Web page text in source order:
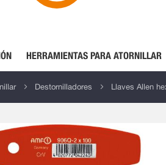
HERRAMIENTAS PARA ATORNILLAR
Destornilladores Llaves Allen